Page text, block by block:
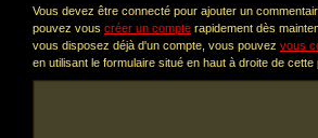
Vous devez être connecté pour ajouter un
pouvez vous créer un compte rapidement dès
vous disposez déjà d'un compte, vous pouvez vous
en utilisant le formulaire situé en haut à droite de cette